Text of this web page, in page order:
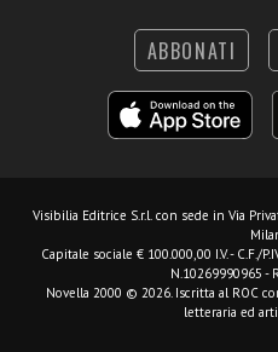
ABBONATI
Visibilia Editrice S.r.l. con sede in Via
Capitale sociale € 100.000,00 I.V. - C.F./
N.10269990965 -
Novella 2000 © 2026. Iscritta al ROC
letteraria ed